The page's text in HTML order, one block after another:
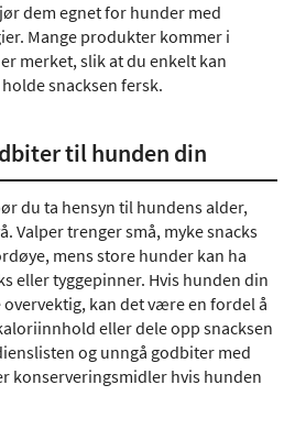
dem egnet for hunder med
Mange produkter kommer i
merket, slik at du enkelt kan
snacksen fersk.
til hunden din
du ta hensyn til hundens alder,
Valper trenger små, myke snacks
mens store hunder kan ha
eller tyggepinner. Hvis hunden din
kan det være en fordel å
eller dele opp snacksen
og unngå godbiter med
konserveringsmidler hvis hunden